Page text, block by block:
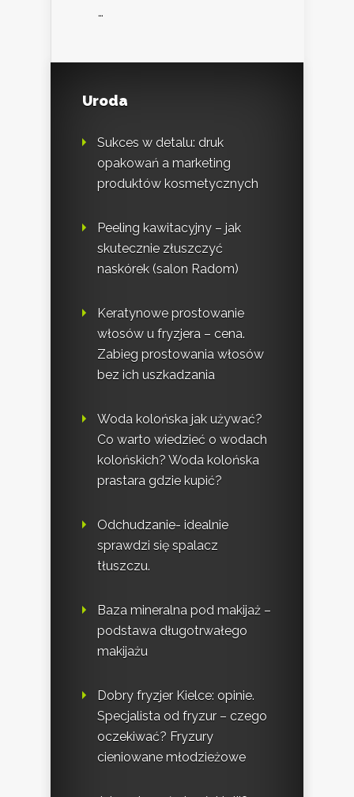
…
Uroda
Sukces w detalu: druk
opakowań a marketing
produktów kosmetycznych
Peeling kawitacyjny – jak
skutecznie złuszczyć
naskórek (salon Radom)
Keratynowe prostowanie
włosów u fryzjera – cena.
Zabieg prostowania włosów
bez ich uszkadzania
Woda kolońska jak używać?
Co warto wiedzieć o wodach
kolońskich? Woda kolońska
prastara gdzie kupić?
Odchudzanie- idealnie
sprawdzi się spalacz
tłuszczu.
Baza mineralna pod makijaż –
podstawa długotrwałego
makijażu
Dobry fryzjer Kielce: opinie.
Specjalista od fryzur – czego
oczekiwać? Fryzury
cieniowane młodzieżowe